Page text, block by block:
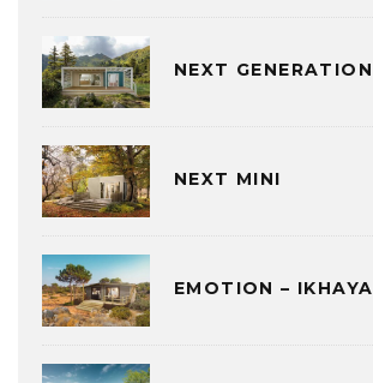
NEXT GENERATION
NEXT MINI
EMOTION – IKHAYA